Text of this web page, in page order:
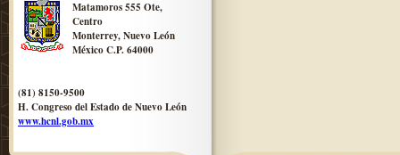
Matamoros 555 Ote,
Centro
Monterrey, Nuevo León
México C.P. 64000
(81) 8150-9500
H. Congreso del Estado de Nuevo León
www.hcnl.gob.mx